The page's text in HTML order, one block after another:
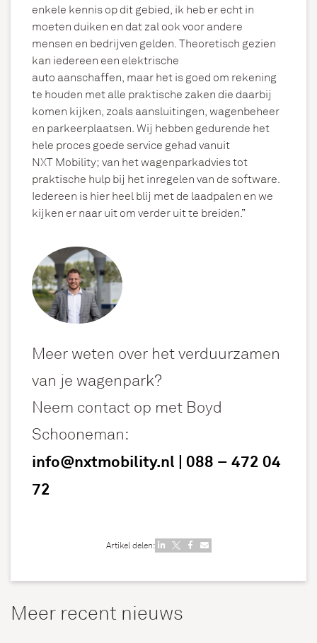
enkele kennis op dit gebied, ik heb er echt in
moeten duiken en dat zal ook voor andere
mensen en bedrijven gelden. Theoretisch gezien
kan iedereen een elektrische
auto aanschaffen, maar het is goed om rekening
te houden met alle praktische zaken die daarbij
komen kijken, zoals aansluitingen, wagenbeheer
en parkeerplaatsen. Wij hebben gedurende het
hele proces goede service gehad vanuit
NXT Mobility; van het wagenparkadvies tot
praktische hulp bij het inregelen van de software.
Iedereen is hier heel blij met de laadpalen en we
kijken er naar uit om verder uit te breiden.”
Meer weten over het verduurzamen
van je wagenpark?
Neem contact op met Boyd
Schooneman:
info@nxtmobility.nl | 088 – 472 04
72
Artikel delen:
Meer recent nieuws